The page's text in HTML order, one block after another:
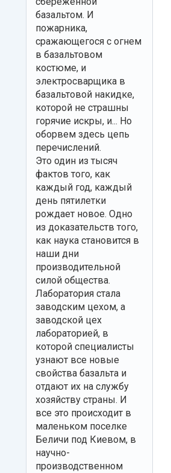
базальтом. И
пожарника,
сражающегося с огнем
в базальтовом
костюме, и
электросварщика в
базальтовой накидке,
которой не страшны
горячие искры, и... Но
оборвем здесь цепь
перечислений.
Это один из тысяч
фактов того, как
каждый год, каждый
день пятилетки
рождает новое. Одно
из доказательств того,
как наука становится в
наши дни
производительной
силой общества.
Лаборатория стала
заводским цехом, а
заводской цех
лабораторией, в
которой специалисты
узнают все новые
свойства базальта и
отдают их на службу
хозяйству страны. И
все это происходит в
маленьком поселке
Беличи под Киевом, в
научно-
производственном